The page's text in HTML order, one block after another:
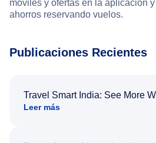
móviles y ofertas en la aplicación
ahorros reservando vuelos.
Publicaciones Recientes
Travel Smart India: See More
Leer más